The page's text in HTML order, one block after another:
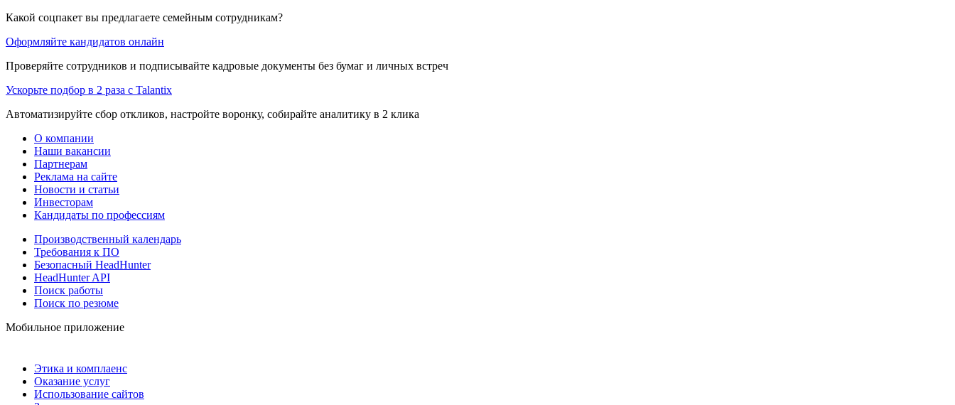
Какой соцпакет вы предлагаете семейным сотрудникам?
Оформляйте кандидатов онлайн
Проверяйте сотрудников и подписывайте кадровые документы без бумаг и личных встреч
Ускорьте подбор в 2 раза с Talantix
Автоматизируйте сбор откликов, настройте воронку, собирайте аналитику в 2 клика
О компании
Наши вакансии
Партнерам
Реклама на сайте
Новости и статьи
Инвесторам
Кандидаты по профессиям
Производственный календарь
Требования к ПО
Безопасный HeadHunter
HeadHunter API
Поиск работы
Поиск по резюме
Мобильное приложение
Этика и комплаенс
Оказание услуг
Использование сайтов